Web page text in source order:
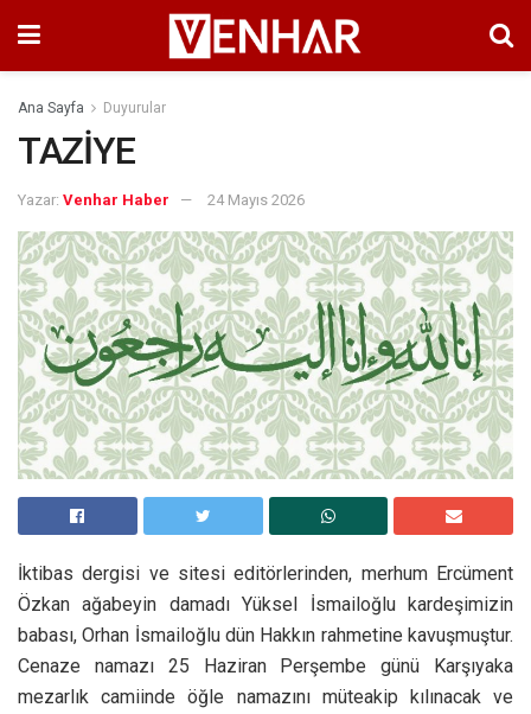
Ana Sayfa Duyurular
TAZİYE
Yazar: Venhar Haber 24 Mayıs 2026
İktibas dergisi ve sitesi editörlerinden, merhum Ercüment
Özkan ağabeyin damadı Yüksel İsmailoğlu kardeşimizin
babası, Orhan İsmailoğlu dün Hakkın rahmetine kavuşmuştur.
Cenaze namazı 25 Haziran Perşembe günü Karşıyaka
mezarlık camiinde öğle namazını müteakip kılınacak ve